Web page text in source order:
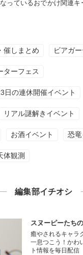
っているおでかけ関連キ
催しまとめ ビアガ
ターフェス
日の連休開催イベント
リアル謎解きイベント
お酒イベント 恐竜
体観測
編集部イチオシ
スヌーピーたち
癒やされるキャラ
一息つこう！かわ
ト情報を毎日配信